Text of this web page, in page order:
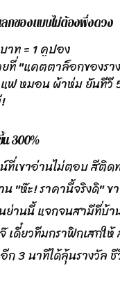
กของแบบไม่ต้องพึ่งดวง
าท = 1 คูปอง
ที่ "แคตตาล็อกของร
ฟ หมอน ผ้าห่ม ยันทีวี
300%
เขาอ่านไม่ตอบ สีติ
"ห๊ะ! ราคานี้จริงดิ"
ย่านนี้ แจกจนสามีที่บ้
ดี๋ยวทีมกราฟิกเสกใ
ก 3 นาทีได้ลุ้นรางวัล